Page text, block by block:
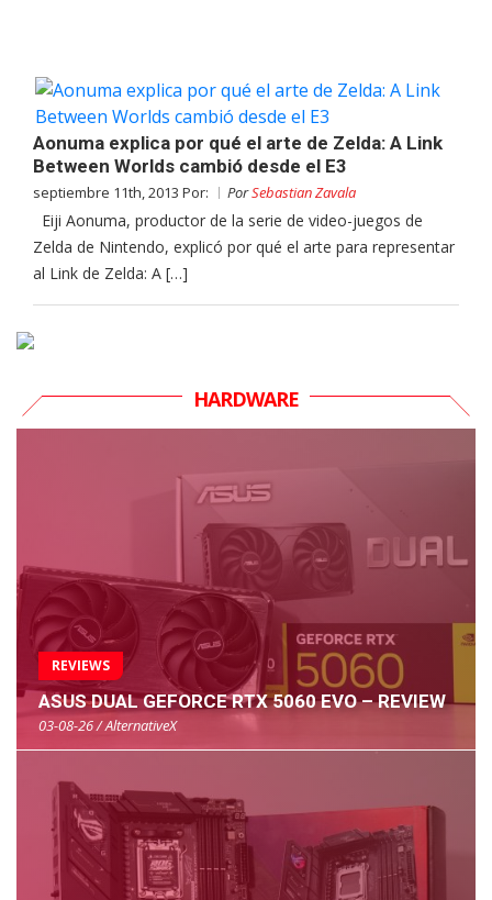
Aonuma explica por qué el arte de Zelda: A Link
Between Worlds cambió desde el E3
septiembre 11th, 2013 Por: PorSebastian Zavala
Eiji Aonuma, productor de la serie de video-juegos de
Zelda de Nintendo, explicó por qué el arte para representar
al Link de Zelda: A […]
HARDWARE
REVIEWS
ASUS DUAL GEFORCE RTX 5060 EVO – REVIEW
03-08-26 / AlternativeX